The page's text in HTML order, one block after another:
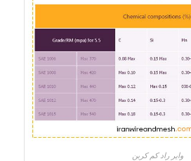
وایر راد کم کربن